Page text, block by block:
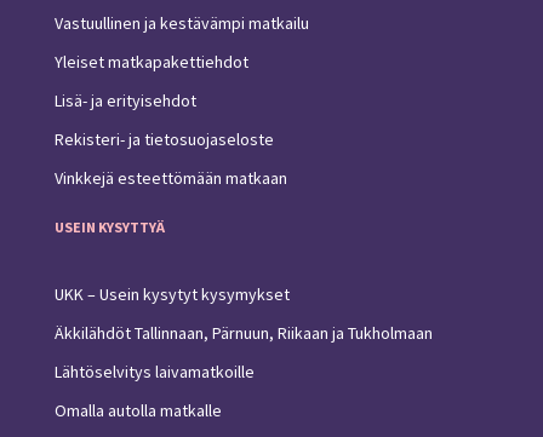
Vastuullinen ja kestävämpi matkailu
Yleiset matkapakettiehdot
Lisä- ja erityisehdot
Rekisteri- ja tietosuojaseloste
Vinkkejä esteettömään matkaan
USEIN KYSYTTYÄ
UKK – Usein kysytyt kysymykset
Äkkilähdöt Tallinnaan, Pärnuun, Riikaan ja Tukholmaan
Lähtöselvitys laivamatkoille
Omalla autolla matkalle